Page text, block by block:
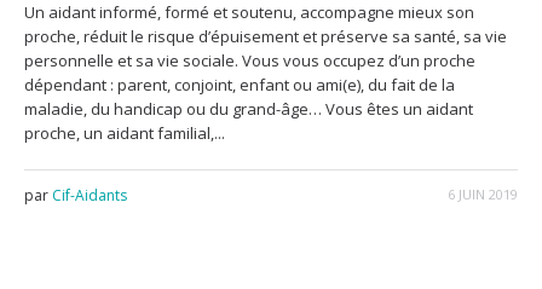
Un aidant informé, formé et soutenu, accompagne mieux son
proche, réduit le risque d’épuisement et préserve sa santé, sa vie
personnelle et sa vie sociale. Vous vous occupez d’un proche
dépendant : parent, conjoint, enfant ou ami(e), du fait de la
maladie, du handicap ou du grand-âge… Vous êtes un aidant
proche, un aidant familial,...
6 JUIN 2019
par Cif-Aidants